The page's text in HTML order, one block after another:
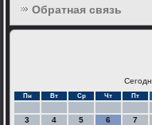
Обратная связь
Пн Вт Ср Чт Пт
3
4 5 6 7